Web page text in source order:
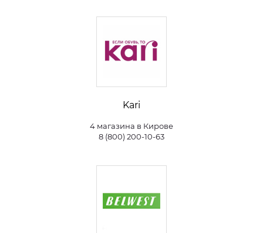
Kari
4 магазина в Кирове
8 (800) 200-10-63